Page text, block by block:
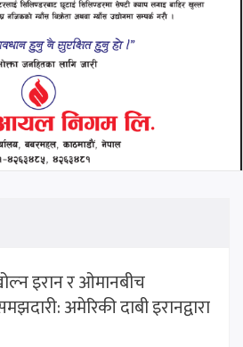
इरान र ओमानबीच
अमेरिकी दाबी इरानद्वारा